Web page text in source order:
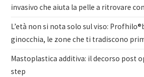
invasivo che aiuta la pelle a ritrovare
L’età non si nota solo sul viso:
ginocchia, le zone che ti tradiscono
Mastoplastica additiva: il decorso post
step